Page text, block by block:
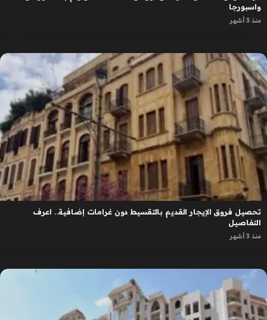
واسبورجا
منذ 3 أشهر
تحصيل فروق الإيجار القديم بالتقسيط دون غرامات إضافية.. اعرف
التفاصيل
منذ 3 أشهر